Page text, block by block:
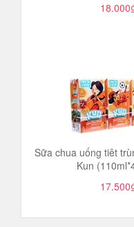
Sữa chua uống tiêt
Kun